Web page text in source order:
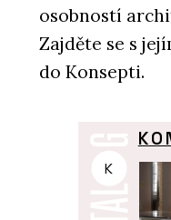
osobností
Zajděte se s
do Konsepti.
K